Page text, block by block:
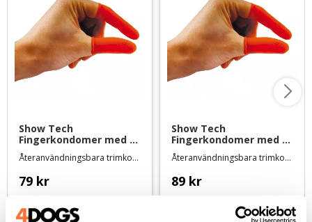
Show Tech
Fingerkondomer med
extra greppyta - large
25-pack
Återanvändningsbara trimkondomer i latex
79 kr
Show Tech
Fingerkondomer med
extra greppyta - X-
large 25-pack
Återanvändningsbara trimkondomer i latex
89 kr